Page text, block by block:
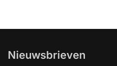
Nieuwsbrieven